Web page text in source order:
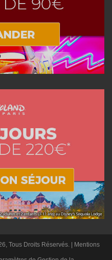
Tous Droits Réservés. | Mentions